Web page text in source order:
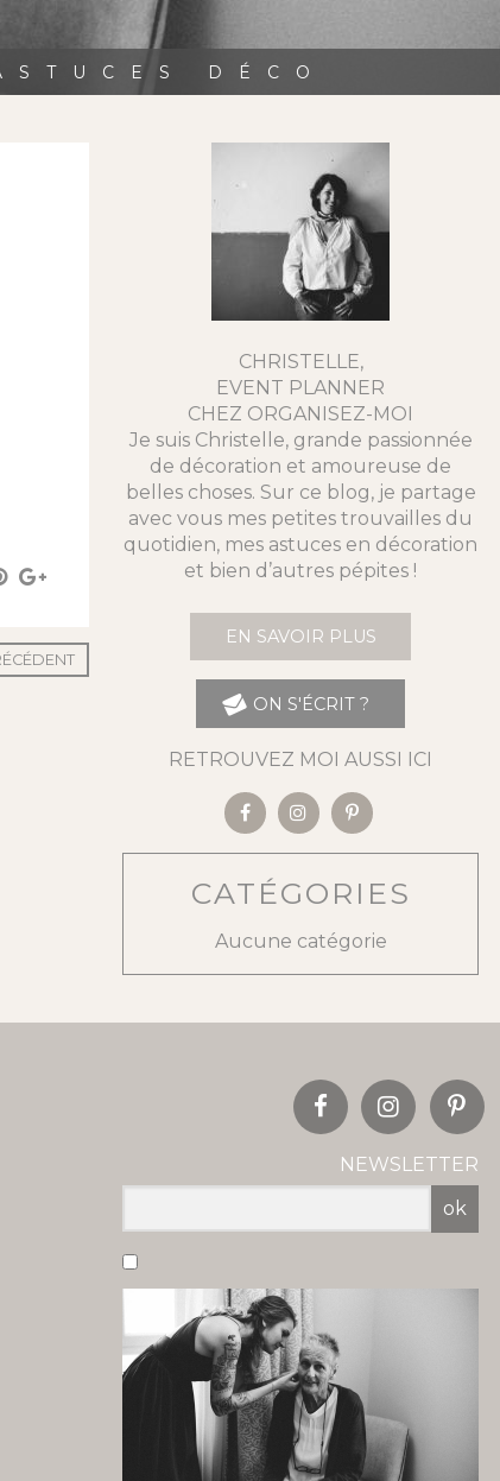
DÉCO
CHRISTELLE,
EVENT PLANNER
CHEZ ORGANISEZ-MOI
Je suis Christelle, grande passionnée
de décoration et amoureuse de
belles choses. Sur ce blog, je partage
avec vous mes petites trouvailles du
quotidien, mes astuces en décoration
et bien d’autres pépites !
EN SAVOIR PLUS
ON S'ÉCRIT ?
RETROUVEZ MOI AUSSI ICI
CATÉGORIES
Aucune catégorie
NEWSLETTER
ok